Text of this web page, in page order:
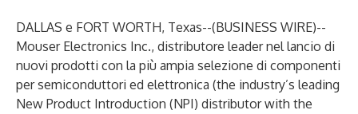
DALLAS e FORT WORTH, Texas--(BUSINESS WIRE)--
Mouser Electronics Inc., distributore leader nel lancio di
nuovi prodotti con la più ampia selezione di componenti
per semiconduttori ed elettronica (the industry’s leading
New Product Introduction (NPI) distributor with the